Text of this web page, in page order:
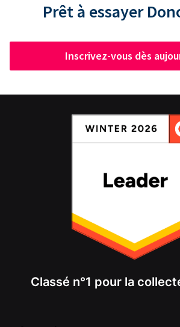
Prêt à essayer
Inscrivez-vous dès
Classé n°1 pour la